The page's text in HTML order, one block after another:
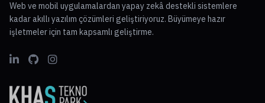
Web ve mobil uygulamalardan yapay zekâ destekli sistemlere
kadar akıllı yazılım çözümleri geliştiriyoruz. Büyümeye hazır
işletmeler için tam kapsamlı geliştirme.